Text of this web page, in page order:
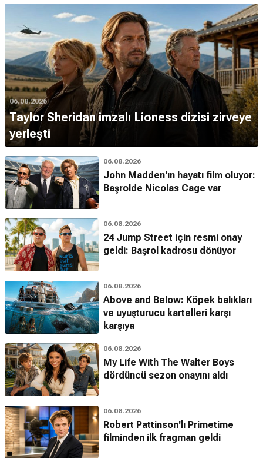
06.08.2026
Taylor Sheridan imzalı Lioness dizisi zirveye
yerleşti
06.08.2026
John Madden'ın hayatı film oluyor:
Başrolde Nicolas Cage var
06.08.2026
24 Jump Street için resmi onay
geldi: Başrol kadrosu dönüyor
06.08.2026
Above and Below: Köpek balıkları
ve uyuşturucu kartelleri karşı
karşıya
06.08.2026
My Life With The Walter Boys
dördüncü sezon onayını aldı
06.08.2026
Robert Pattinson'lı Primetime
filminden ilk fragman geldi